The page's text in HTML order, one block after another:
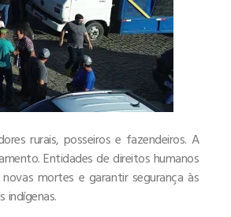
rurais, posseiros e fazendeiros. A
Entidades de direitos humanos
mortes e garantir segurança às
indígenas.